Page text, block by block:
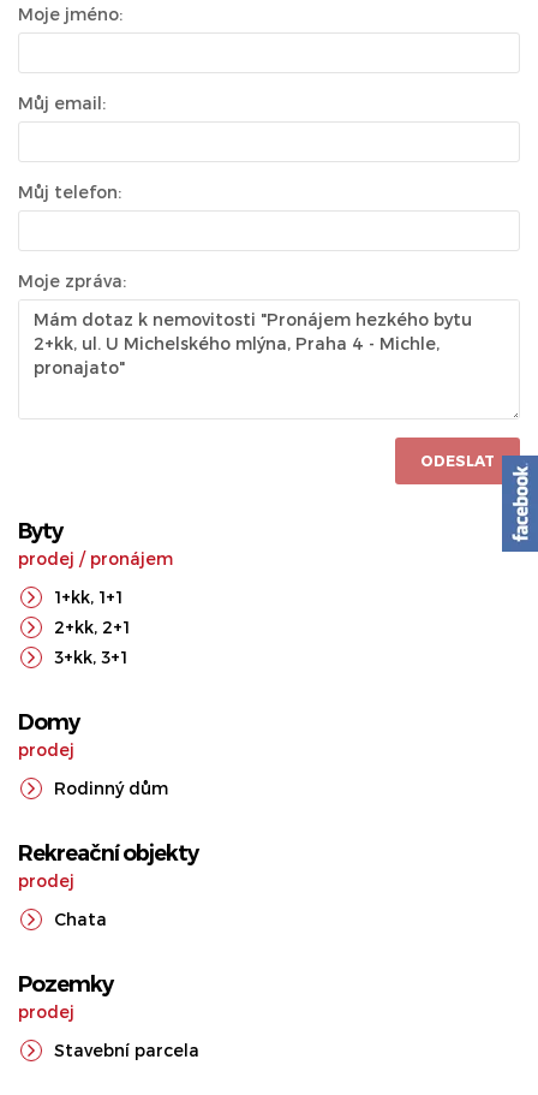
Moje jméno:
Můj email:
Můj telefon:
Moje zpráva:
ODESLAT
Byty
prodej / pronájem
1+kk, 1+1
2+kk, 2+1
3+kk, 3+1
Domy
prodej
Rodinný dům
Rekreační objekty
prodej
Chata
Pozemky
prodej
Stavební parcela